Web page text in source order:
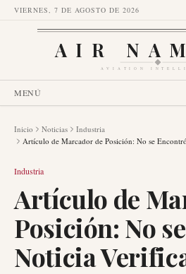
VIERNES, 7 DE AGOSTO DE 2026
AIR
AVIATION
MENÚ
Inicio Noticias
Industria
Artículo de Marcador de Posición: No se
Industria
Artículo de
Posición: No
Noticia